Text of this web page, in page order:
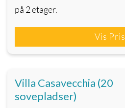
på 2 etager.
Vis Pris
Villa Casavecchia (20
sovepladser)